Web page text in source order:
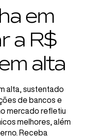
em
a R$
alta
alta, sustentado
de bancos e
mercado refletiu
melhores, além
Receba